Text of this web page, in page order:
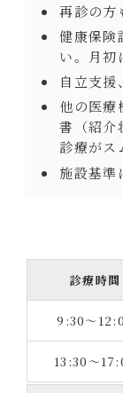
再診の方
健康保険
い。月初
自立支援
他の医療
書（紹介
診療がス
施設基準
診療時間
9:30～
13:30～